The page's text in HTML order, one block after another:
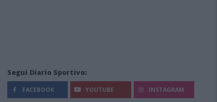
Segui Diario Sportivo:
FACEBOOK YOUTUBE INSTAGRAM